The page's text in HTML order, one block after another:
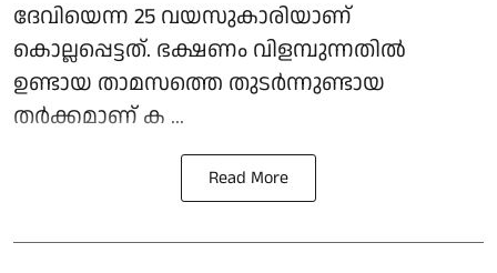
ദേവിയെന്ന 25 വയസുകാരിയാണ്
കൊല്ലപ്പെട്ടത്. ഭക്ഷണം വിളമ്പുന്നതിൽ
ഉണ്ടായ താമസത്തെ തുടർന്നുണ്ടായ
തർക്കമാണ് ക ...
Read More